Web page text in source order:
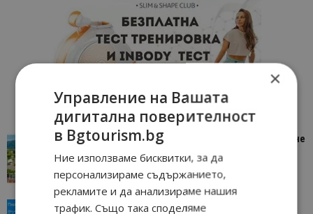
“Пощенска картичка от…”: Петрич – Изживяване
отвъд очакваното
11/07/2026 11:22
“Пощенска картичка от…”: Пловдив, градът на
×
Управление на Вашата
дигитална поверителност
в Bgtourism.bg
Ние използваме бисквитки, за да
персонализираме съдържанието,
рекламите и да анализираме нашия
трафик. Също така споделяме